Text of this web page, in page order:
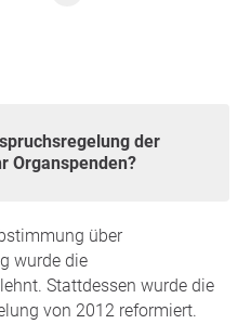
Organspenden?
über
wurde die
Stattdessen wurde die
von 2012 reformiert.